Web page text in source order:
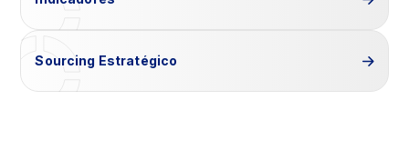
Sourcing Estratégico